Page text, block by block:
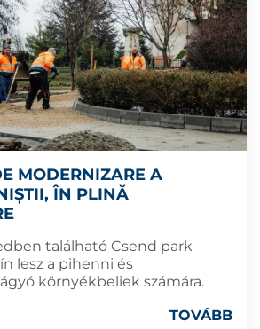
MODERNIZARE A
ÎN PLINĂ
található Csend park
lesz a pihenni és
környékbeliek számára.
TOVÁBB